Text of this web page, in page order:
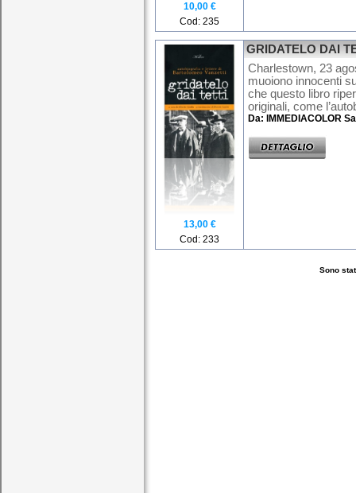
10,00 €
Cod: 235
13,00 €
Cod: 233
GRIDATELO DAI
Charlestown, 23
muoiono innocenti
che questo libro
originali, come
Da: IMMEDIACOLOR
Sono